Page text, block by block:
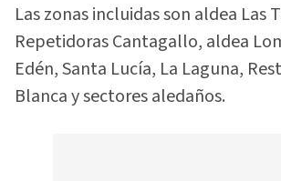
Las zonas incluidas son aldea Las
Repetidoras Cantagallo, aldea
Edén, Santa Lucía, La Laguna,
Blanca y sectores aledaños.